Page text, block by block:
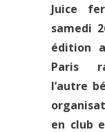
Juice
samedi
édition
Paris
l’autre
en club